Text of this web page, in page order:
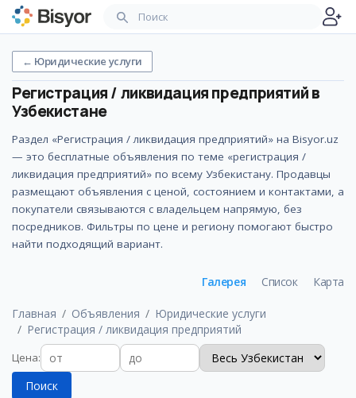
← Юридические услуги
Регистрация / ликвидация предприятийв
Узбекистане
Раздел «Регистрация / ликвидация предприятий» на Bisyor.uz
— это бесплатные объявления по теме «регистрация /
ликвидация предприятий» по всему Узбекистану. Продавцы
размещают объявления с ценой, состоянием и контактами, а
покупатели связываются с владельцем напрямую, без
посредников. Фильтры по цене и региону помогают быстро
найти подходящий вариант.
Главная Объявления
Юридические услуги
Регистрация / ликвидация предприятий
Галерея Список Карта
Цена:
Поиск